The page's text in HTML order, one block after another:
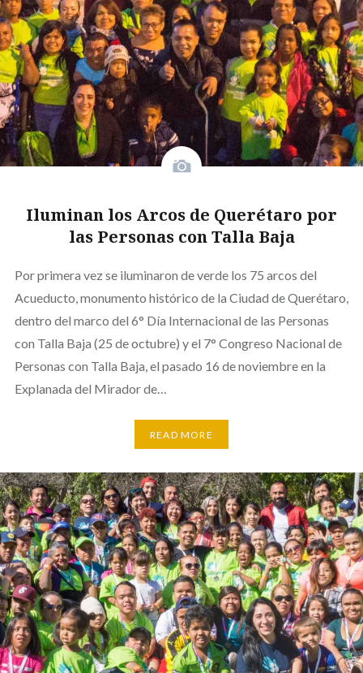
Iluminan los Arcos de Querétaro por
las Personas con Talla Baja
Por primera vez se iluminaron de verde los 75 arcos del
Acueducto, monumento histórico de la Ciudad de Querétaro,
dentro del marco del 6° Día Internacional de las Personas
con Talla Baja (25 de octubre) y el 7° Congreso Nacional de
Personas con Talla Baja, el pasado 16 de noviembre en la
Explanada del Mirador de…
READ MORE